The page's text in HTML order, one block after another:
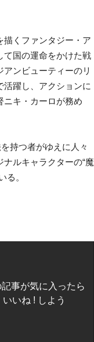
描くファンタジー・ア
て国の運命をかけた戦
ンビューティーのリ
躍し、アクションに
ニキ・カーロが務め
持つ者がゆえに人々
ナルキャラクターの“魔
る。
記事が気に入ったら
いいね ! しよう